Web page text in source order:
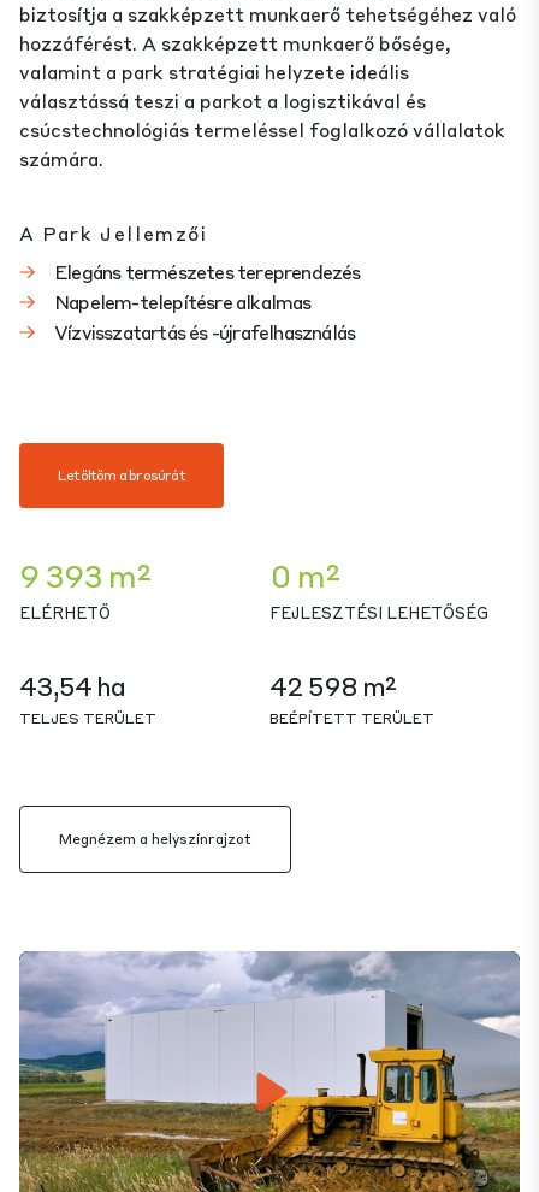
biztosítja a szakképzett munkaerő tehetségéhez való
hozzáférést. A szakképzett munkaerő bősége,
valamint a park stratégiai helyzete ideális
választássá teszi a parkot a logisztikával és
csúcstechnológiás termeléssel foglalkozó vállalatok
számára.
A Park Jellemzői
Elegáns természetes tereprendezés
Napelem-telepítésre alkalmas
Vízvisszatartás és -újrafelhasználás
Letöltöm a brosúrát
9 393 m²
ELÉRHETŐ
0 m²
FEJLESZTÉSI LEHETŐSÉG
43,54 ha
TELJES TERÜLET
42 598 m²
BEÉPÍTETT TERÜLET
Megnézem a helyszínrajzot
Play